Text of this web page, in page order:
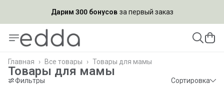
Дарим 300 бонусов за первый заказ
Подпишись на рассылку и
Товары для мамы
Все товары ›
Главная ›
Товары для мамы
Фильтры Сортировка